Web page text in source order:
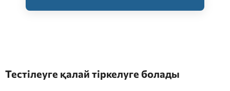
Тестілеуге қалай тіркелуге болады